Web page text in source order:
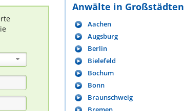
Anwälte in Großstädten
Aachen
Augsburg
Berlin
Bielefeld
Bochum
Bonn
Braunschweig